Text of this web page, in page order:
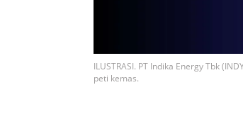
ILUSTRASI. PT Indika Energy Tbk
peti kemas.